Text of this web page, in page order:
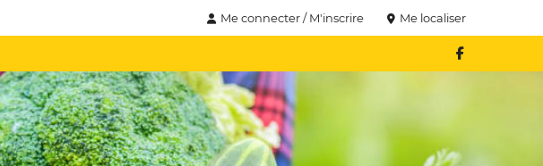
Me connecter / M'inscrire Me localiser